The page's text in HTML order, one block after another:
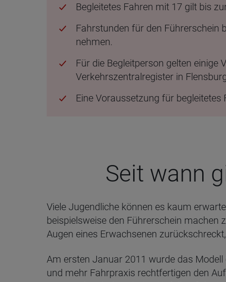
Begleitetes Fahren mit 17 gilt bis
Fahrstunden für den Führerschein
nehmen.
Für die Begleitperson gelten einige
Verkehrszentralregister in
Eine Voraussetzung für
Seit wann
Viele Jugendliche können es kaum
beispielsweise den Führerschein machen
Augen eines Erwachsenen
Am ersten Januar 2011 wurde das
und mehr Fahrpraxis rechtfertigen den